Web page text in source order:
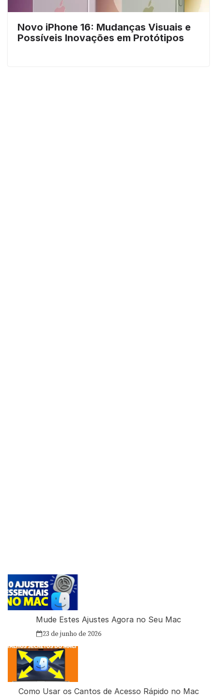
Novo iPhone 16: Mudanças Visuais e
Possíveis Inovações em Protótipos
Mude Estes Ajustes Agora no Seu Mac
23 de junho de 2026
Como Usar os Cantos de Acesso Rápido no Mac